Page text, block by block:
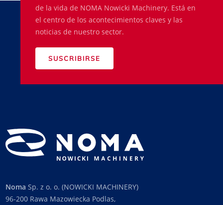
de la vida de NOMA Nowicki Machinery. Está en
el centro de los acontecimientos claves y las
noticias de nuestro sector.
SUSCRIBIRSE
Noma Sp. z o. o. (NOWICKI MACHINERY)
96-200 Rawa Mazowiecka Podlas,